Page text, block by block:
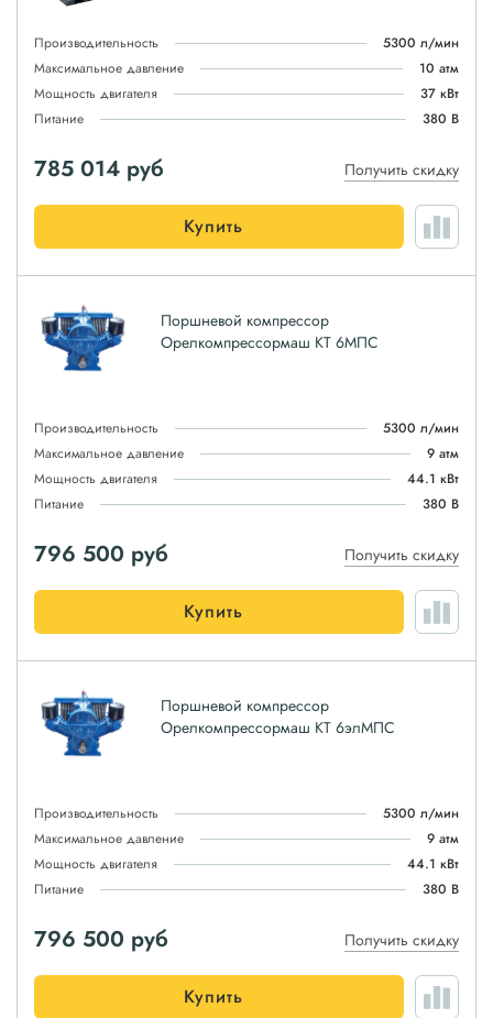
Производительность
5300 л/мин
Максимальное давление
10 атм
Мощность двигателя
37 кВт
Питание
380 В
785 014 руб Получить скидку
Купить
Поршневой компрессор
Орелкомпрессормаш КТ 6МПС
Производительность
5300 л/мин
Максимальное давление
9 атм
Мощность двигателя
44.1 кВт
Питание
380 В
796 500 руб Получить скидку
Купить
Поршневой компрессор
Орелкомпрессормаш КТ 6элМПС
Производительность
5300 л/мин
Максимальное давление
9 атм
Мощность двигателя
44.1 кВт
Питание
380 В
796 500 руб Получить скидку
Купить